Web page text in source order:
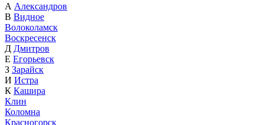
А Александров
В Видное
Волоколамск
Воскресенск
Д Дмитров
Е Егорьевск
З Зарайск
И Истра
К Кашира
Клин
Коломна
Красногорск